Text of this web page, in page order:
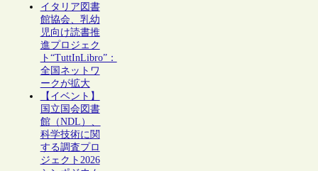
イタリア図書
館協会、乳幼
児向け読書推
進プロジェク
ト“TuttInLibro”：
全国ネットワ
ークが拡大
【イベント】
国立国会図書
館（NDL）、
科学技術に関
する調査プロ
ジェクト2026